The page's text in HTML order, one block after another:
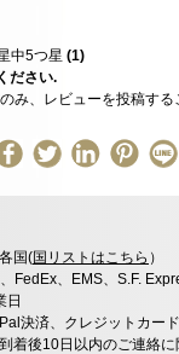
中5つ星 (1)
ださい.
み、レビューを投稿す
国(国リストはこちら ）
FedEx、EMS、S.F.
日
決済、クレジットカー
着後10日以内のご連絡に